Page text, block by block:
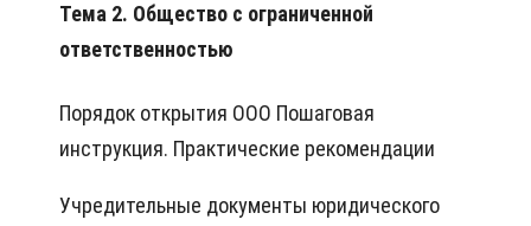
Тема 2. Общество с ограниченной
ответственностью
Порядок открытия ООО Пошаговая
инструкция. Практические рекомендации
Учредительные документы юридического